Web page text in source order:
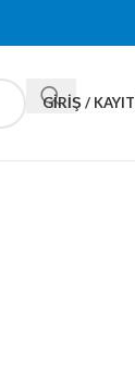
GIRIŞ / KAYIT